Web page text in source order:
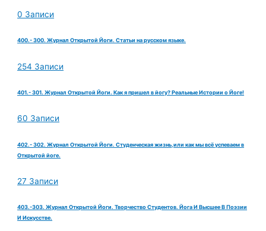
0 Записи
400.- 300. Журнал Открытой Йоги. Статьи на русском языке.
254 Записи
401.- 301. Журнал Открытой Йоги. Как я пришел в йогу? Реальные Истории о Йоге!
60 Записи
402.- 302. Журнал Открытой Йоги. Студенческая жизнь,или как мы всё успеваем в
Открытой йоге.
27 Записи
403.-303. Журнал Открытой Йоги. Творчество Студентов. Йога И Высшее В Поэзии
И Искусстве.